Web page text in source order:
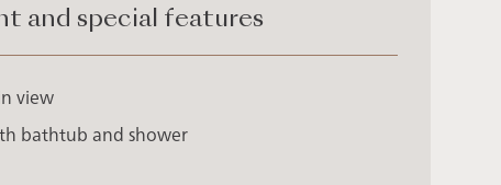
and special features
view
bathtub and shower